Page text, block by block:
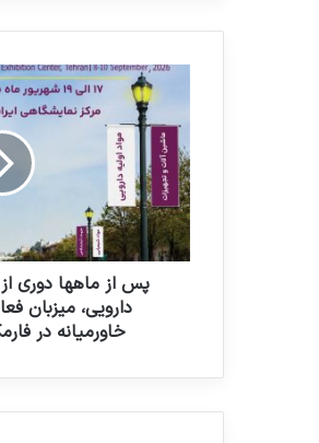
ی
ر
ا
و
ا
د
ز
م
ا
ه
ه
ا
ا
پس از ماهها دوری
دارویی، میزبان
خاورمیانه در